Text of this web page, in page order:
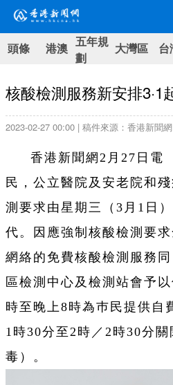
頭條 港澳 五年規
劃
大灣區 台
核酸檢測服務新安排3·1
2023-02-27 00:00 | 稿件來源：香港新聞網
香港新聞網2月27日電
民，公立醫院及安老院和
測要求由星期三（3月1日
代。因應強制核酸檢測要
網絡的免費核酸檢測服務
區檢測中心及檢測站會予
時至晚上8時為巿民提供自
1時30分至2時／2時30分
毒）。